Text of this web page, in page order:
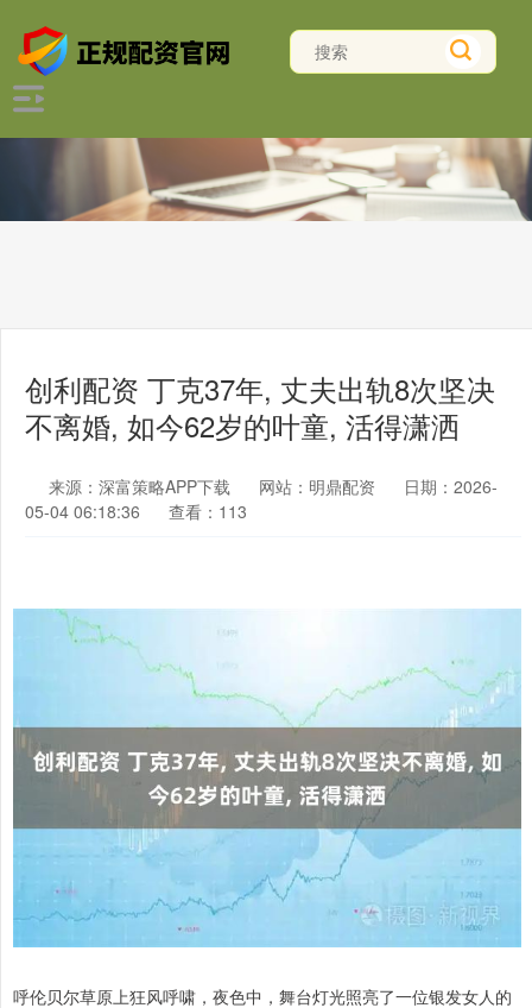
创利配资 丁克37年, 丈夫出轨8次坚决
不离婚, 如今62岁的叶童, 活得潇洒
来源：深富策略APP下载 网站：明鼎配资
日期：2026-
05-04 06:18:36
查看：113
呼伦贝尔草原上狂风呼啸，夜色中，舞台灯光照亮了一位银发女人的